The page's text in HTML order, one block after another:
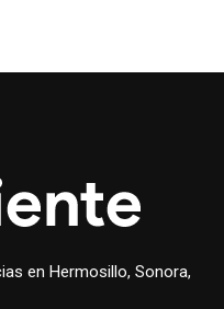
en Hermosillo, Sonora,